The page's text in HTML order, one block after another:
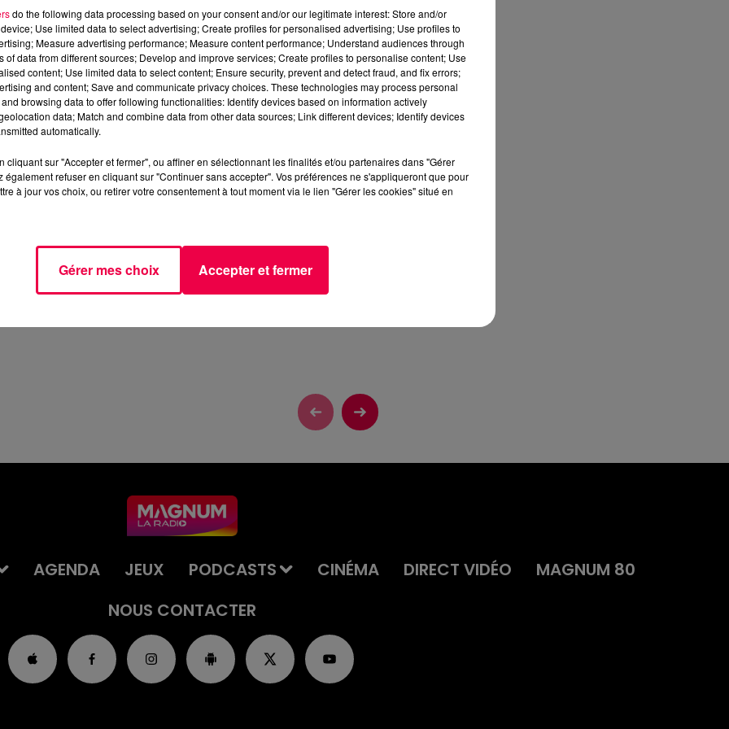
inscrivez-vous le plus vite possible et gagnez des
de Vittel, des ballotins de chocolat, des places pour les
spectacles dans la région, et toute l’année des
profiter dans la région !
AGENDA JEUX PODCASTS CINÉMA DIRECT VIDÉO
MAGNUM 80
NOUS CONTACTER
do the following data processing based on your consent and/or our legitimate interest: Store and/or
Use limited data to select advertising; Create profiles for personalised advertising; Use profiles to
Measure advertising performance; Measure content performance; Understand audiences through
of data from different sources; Develop and improve services; Create profiles to personalise content; Use
content; Use limited data to select content; Ensure security, prevent and detect fraud, and fix errors;
and content; Save and communicate privacy choices. These technologies may process personal
browsing data to offer following functionalities: Identify devices based on information actively
data; Match and combine data from other data sources; Link different devices; Identify devices
automatically.
cliquant sur "Accepter et fermer", ou affiner en sélectionnant les finalités et/ou partenaires dans "Gérer
également refuser en cliquant sur "Continuer sans accepter". Vos préférences ne s'appliqueront que pour
à jour vos choix, ou retirer votre consentement à tout moment via le lien "Gérer les cookies" situé en
Gérer mes choix Accepter et fermer